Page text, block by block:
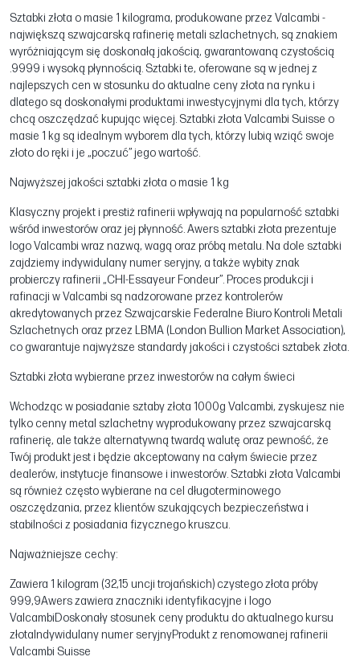
Sztabki złota o masie 1 kilograma, produkowane przez Valcambi -
największą szwajcarską rafinerię metali szlachetnych, są znakiem
wyróżniającym się doskonałą jakością, gwarantowaną czystością
.9999 i wysoką płynnością. Sztabki te, oferowane są w jednej z
najlepszych cen w stosunku do aktualne ceny złota na rynku i
dlatego są doskonałymi produktami inwestycyjnymi dla tych, którzy
chcą oszczędzać kupując więcej. Sztabki złota Valcambi Suisse o
masie 1 kg są idealnym wyborem dla tych, którzy lubią wziąć swoje
złoto do ręki i je „poczuć” jego wartość.
Najwyższej jakości sztabki złota o masie 1 kg
Klasyczny projekt i prestiż rafinerii wpływają na popularność sztabki
wśród inwestorów oraz jej płynność. Awers sztabki złota prezentuje
logo Valcambi wraz nazwą, wagą oraz próbą metalu. Na dole sztabki
zajdziemy indywidulany numer seryjny, a także wybity znak
probierczy rafinerii „CHI-Essayeur Fondeur”. Proces produkcji i
rafinacji w Valcambi są nadzorowane przez kontrolerów
akredytowanych przez Szwajcarskie Federalne Biuro Kontroli Metali
Szlachetnych oraz przez LBMA (London Bullion Market Association),
co gwarantuje najwyższe standardy jakości i czystości sztabek złota.
Sztabki złota wybierane przez inwestorów na całym świeci
Wchodząc w posiadanie sztaby złota 1000g Valcambi, zyskujesz nie
tylko cenny metal szlachetny wyprodukowany przez szwajcarską
rafinerię, ale także alternatywną twardą walutę oraz pewność, że
Twój produkt jest i będzie akceptowany na całym świecie przez
dealerów, instytucje finansowe i inwestorów. Sztabki złota Valcambi
są również często wybierane na cel długoterminowego
oszczędzania, przez klientów szukających bezpieczeństwa i
stabilności z posiadania fizycznego kruszcu.
Najważniejsze cechy:
Zawiera 1 kilogram (32,15 uncji trojańskich) czystego złota próby
999,9Awers zawiera znaczniki identyfikacyjne i logo
ValcambiDoskonały stosunek ceny produktu do aktualnego kursu
złotaIndywidulany numer seryjnyProdukt z renomowanej rafinerii
Valcambi Suisse